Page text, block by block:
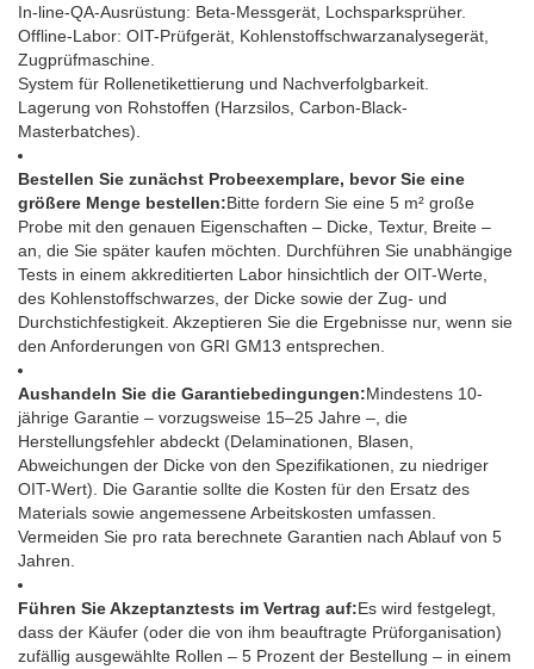
In-line-QA-Ausrüstung: Beta-Messgerät, Lochsparksprüher.
Offline-Labor: OIT-Prüfgerät, Kohlenstoffschwarzanalysegerät,
Zugprüfmaschine.
System für Rollenetikettierung und Nachverfolgbarkeit.
Lagerung von Rohstoffen (Harzsilos, Carbon-Black-
Masterbatches).
Bestellen Sie zunächst Probeexemplare, bevor Sie eine
größere Menge bestellen:Bitte fordern Sie eine 5 m² große
Probe mit den genauen Eigenschaften – Dicke, Textur, Breite –
an, die Sie später kaufen möchten. Durchführen Sie unabhängige
Tests in einem akkreditierten Labor hinsichtlich der OIT-Werte,
des Kohlenstoffschwarzes, der Dicke sowie der Zug- und
Durchstichfestigkeit. Akzeptieren Sie die Ergebnisse nur, wenn sie
den Anforderungen von GRI GM13 entsprechen.
Aushandeln Sie die Garantiebedingungen:Mindestens 10-
jährige Garantie – vorzugsweise 15–25 Jahre –, die
Herstellungsfehler abdeckt (Delaminationen, Blasen,
Abweichungen der Dicke von den Spezifikationen, zu niedriger
OIT-Wert). Die Garantie sollte die Kosten für den Ersatz des
Materials sowie angemessene Arbeitskosten umfassen.
Vermeiden Sie pro rata berechnete Garantien nach Ablauf von 5
Jahren.
Führen Sie Akzeptanztests im Vertrag auf:Es wird festgelegt,
dass der Käufer (oder die von ihm beauftragte Prüforganisation)
zufällig ausgewählte Rollen – 5 Prozent der Bestellung – in einem